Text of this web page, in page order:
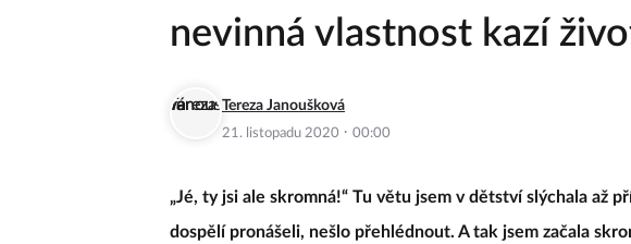
nevinná vlastnost kazí
Tereza Janoušková
21. listopadu 2020 · 00:00
„Jé, ty jsi ale skromná!“ Tu větu jsem v dětství slýchala až
dospělí pronášeli, nešlo přehlédnout. A tak jsem začala